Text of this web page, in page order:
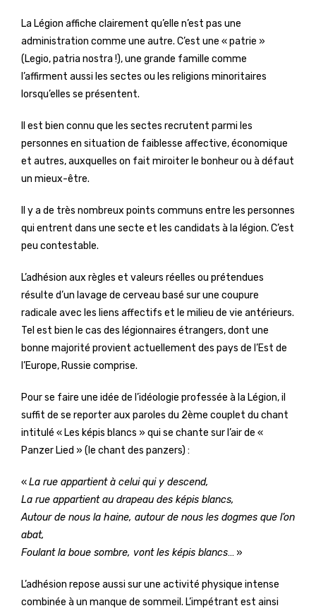
La Légion affiche clairement qu’elle n’est pas une
administration comme une autre. C’est une « patrie »
(Legio, patria nostra !), une grande famille comme
l’affirment aussi les sectes ou les religions minoritaires
lorsqu’elles se présentent.
Il est bien connu que les sectes recrutent parmi les
personnes en situation de faiblesse affective, économique
et autres, auxquelles on fait miroiter le bonheur ou à défaut
un mieux-être.
Il y a de très nombreux points communs entre les personnes
qui entrent dans une secte et les candidats à la légion. C’est
peu contestable.
L’adhésion aux règles et valeurs réelles ou prétendues
résulte d’un lavage de cerveau basé sur une coupure
radicale avec les liens affectifs et le milieu de vie antérieurs.
Tel est bien le cas des légionnaires étrangers, dont une
bonne majorité provient actuellement des pays de l’Est de
l’Europe, Russie comprise.
Pour se faire une idée de l’idéologie professée à la Légion, il
suffit de se reporter aux paroles du 2ème couplet du chant
intitulé « Les képis blancs » qui se chante sur l’air de «
Panzer Lied » (le chant des panzers) :
«La rue appartient à celui qui y descend,
La rue appartient au drapeau des képis blancs,
Autour de nous la haine, autour de nous les dogmes que l’on
abat,
Foulant la boue sombre, vont les képis blancs… »
L’adhésion repose aussi sur une activité physique intense
combinée à un manque de sommeil. L’impétrant est ainsi